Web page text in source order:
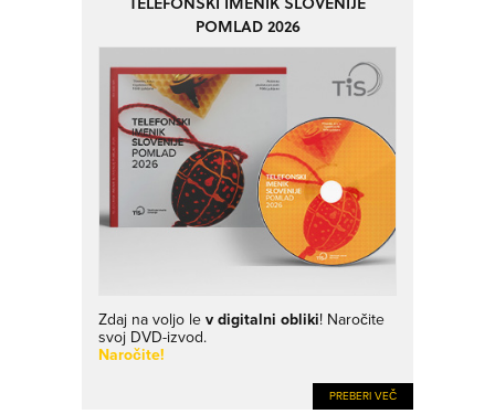
POMLAD 2026
Zdaj na voljo lev digitalni obliki! Naročite
svoj DVD-izvod.
Naročite!
PREBERI VEČ